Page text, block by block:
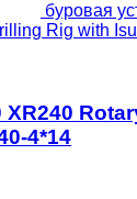
буровая
Rig with
XR240
4*14